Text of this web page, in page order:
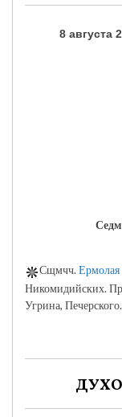
8 августа
Сщмчч.Ермолая
Никомидийских.
Угрина,